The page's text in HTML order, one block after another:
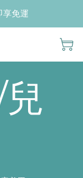
免運